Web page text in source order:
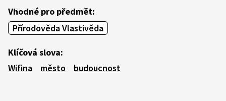
Vhodné pro předmět:
Přírodověda Vlastivěda
Klíčová slova:
Wifina
město budoucnost